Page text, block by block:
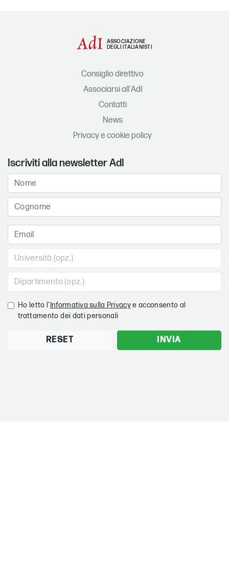
ASSOCIAZIONE
DEGLI ITALIANISTI
Consiglio direttivo
Associarsi all'AdI
Contatti
News
Privacy e cookie policy
Iscriviti alla newsletter AdI
Ho letto l'Informativa sulla Privacye acconsento al
trattamento dei dati personali
RESET INVIA